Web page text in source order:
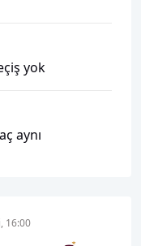
yok
aynı
16:00